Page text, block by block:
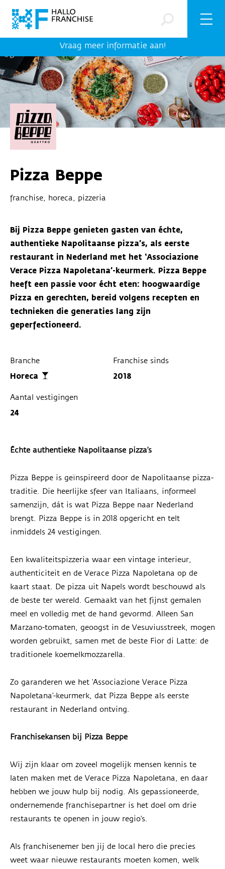
Vraag meer informatie aan!
Pizza Beppe
franchise, horeca, pizzeria
Bij Pizza Beppe genieten gasten van échte,
authentieke Napolitaanse pizza’s, als eerste
restaurant in Nederland met het ‘Associazione
Verace Pizza Napoletana’-keurmerk. Pizza Beppe
heeft een passie voor écht eten: hoogwaardige
Pizza en gerechten, bereid volgens recepten en
technieken die generaties lang zijn
geperfectioneerd.
Branche
Horeca
Franchise sinds
2018
Aantal vestigingen
24
Échte authentieke Napolitaanse pizza’s
Pizza Beppe is geïnspireerd door de Napolitaanse pizza-
traditie. Die heerlijke sfeer van Italiaans, informeel
samenzijn, dát is wat Pizza Beppe naar Nederland
brengt. Pizza Beppe is in 2018 opgericht en telt
inmiddels 24 vestigingen.
Een kwaliteits­pizzeria waar een vintage interieur,
authenticiteit en de Verace Pizza Napoletana op de
kaart staat. De pizza uit Napels wordt beschouwd als
de beste ter wereld. Gemaakt van het fijnst gemalen
meel en volledig met de hand gevormd. Alleen San
Marzano-tomaten, geoogst in de Vesuviusstreek, mogen
worden gebruikt, samen met de beste Fior di Latte: de
traditionele koemelkmozzarella.
Zo garanderen we het ‘Associazione Verace Pizza
Napoletana’-keurmerk, dat Pizza Beppe als eerste
restaurant in Nederland ontving.
Franchisekansen bij Pizza Beppe
Wij zijn klaar om zoveel mogelijk mensen kennis te
laten maken met de Verace Pizza Napoletana, en daar
hebben we jouw hulp bij nodig. Als gepassioneerde,
ondernemende franchisepartner is het doel om drie
restaurants te openen in jouw regio’s.
Als franchisenemer ben jij de local hero die precies
weet waar nieuwe restaurants moeten komen, welk